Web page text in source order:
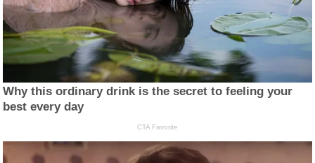
Why this ordinary drink is the secret to feeling your
best every day
CTA Favorite